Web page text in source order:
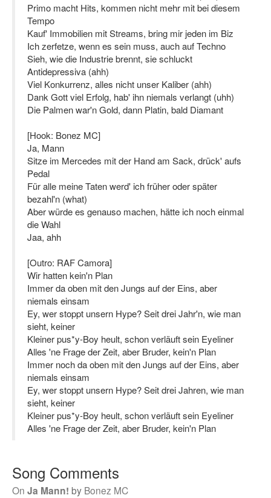
Primo macht Hits, kommen nicht mehr mit bei diesem
Tempo
Kauf' Immobilien mit Streams, bring mir jeden im Biz
Ich zerfetze, wenn es sein muss, auch auf Techno
Sieh, wie die Industrie brennt, sie schluckt
Antidepressiva (ahh)
Viel Konkurrenz, alles nicht unser Kaliber (ahh)
Dank Gott viel Erfolg, hab' ihn niemals verlangt (uhh)
Die Palmen war'n Gold, dann Platin, bald Diamant
[Hook: Bonez MC]
Ja, Mann
Sitze im Mercedes mit der Hand am Sack, drück' aufs
Pedal
Für alle meine Taten werd' ich früher oder später
bezahl'n (what)
Aber würde es genauso machen, hätte ich noch einmal
die Wahl
Jaa, ahh
[Outro: RAF Camora]
Wir hatten kein'n Plan
Immer da oben mit den Jungs auf der Eins, aber
niemals einsam
Ey, wer stoppt unsern Hype? Seit drei Jahr'n, wie man
sieht, keiner
Kleiner pus*y-Boy heult, schon verläuft sein Eyeliner
Alles 'ne Frage der Zeit, aber Bruder, kein'n Plan
Immer noch da oben mit den Jungs auf der Eins, aber
niemals einsam
Ey, wer stoppt unsern Hype? Seit drei Jahren, wie man
sieht, keiner
Kleiner pus*y-Boy heult, schon verläuft sein Eyeliner
Alles 'ne Frage der Zeit, aber Bruder, kein'n Plan
Song Comments
On Ja Mann! by Bonez MC